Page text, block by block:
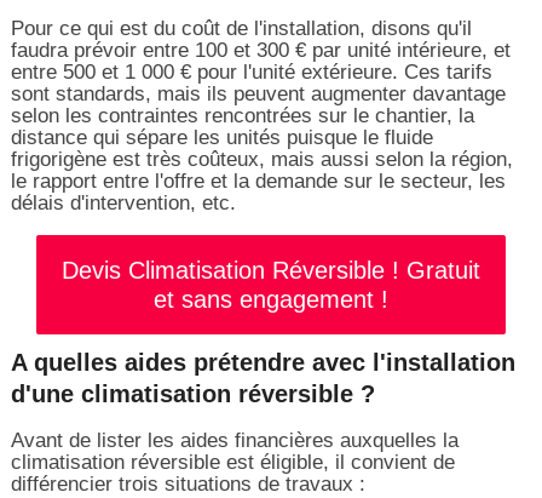
Pour ce qui est du coût de l'installation, disons qu'il
faudra prévoir entre 100 et 300 € par unité intérieure, et
entre 500 et 1 000 € pour l'unité extérieure. Ces tarifs
sont standards, mais ils peuvent augmenter davantage
selon les contraintes rencontrées sur le chantier, la
distance qui sépare les unités puisque le fluide
frigorigène est très coûteux, mais aussi selon la région,
le rapport entre l'offre et la demande sur le secteur, les
délais d'intervention, etc.
Devis Climatisation Réversible ! Gratuit
et sans engagement !
A quelles aides prétendre avec l'installation
d'une climatisation réversible ?
Avant de lister les aides financières auxquelles la
climatisation réversible est éligible, il convient de
différencier trois situations de travaux :